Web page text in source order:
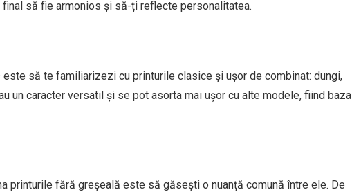
să fie armonios și să-ți reflecte personalitatea.
este să te familiarizezi cu printurile clasice și ușor de combinat: dungi,
un caracter versatil și se pot asorta mai ușor cu alte modele, fiind baza
printurile fără greșeală este să găsești o nuanță comună între ele. De